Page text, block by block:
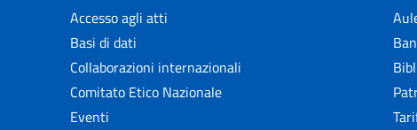
Accesso agli atti
Basi di dati
Collaborazioni internazionali
Comitato Etico Nazionale
Eventi